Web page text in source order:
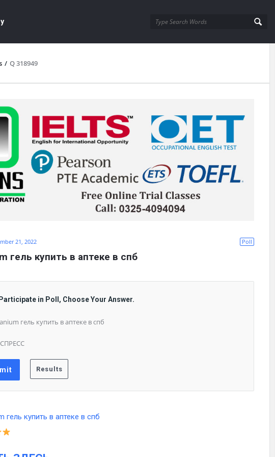
/ Q 318949
Poll
21, 2022
гель купить в аптеке в спб
in Poll, Choose Your Answer.
гель купить в аптеке в спб